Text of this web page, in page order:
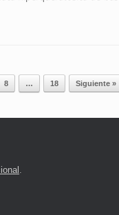
8 … 18 Siguiente »